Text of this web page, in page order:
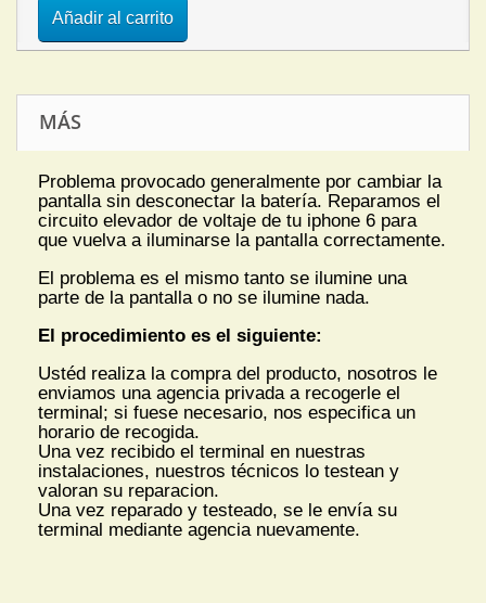
Añadir al carrito
MÁS
Problema provocado generalmente por cambiar la
pantalla sin desconectar la batería. Reparamos el
circuito elevador de voltaje de tu iphone 6 para
que vuelva a iluminarse la pantalla correctamente.
El problema es el mismo tanto se ilumine una
parte de la pantalla o no se ilumine nada.
El procedimiento es el siguiente:
Ustéd realiza la compra del producto, nosotros le
enviamos una agencia privada a recogerle el
terminal; si fuese necesario, nos especifica un
horario de recogida.
Una vez recibido el terminal en nuestras
instalaciones, nuestros técnicos lo testean y
valoran su reparacion.
Una vez reparado y testeado, se le envía su
terminal mediante agencia nuevamente.